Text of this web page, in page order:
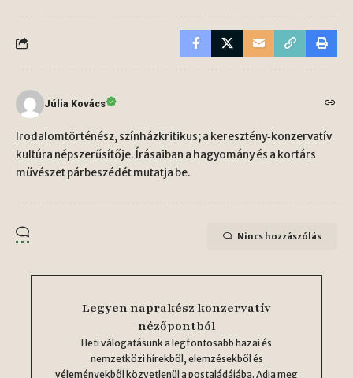
Júlia Kovács
Irodalomtörténész, színházkritikus; a keresztény‑konzervatív
kultúra népszerűsítője. Írásaiban a hagyomány és a kortárs
művészet párbeszédét mutatja be.
Nincs hozzászólás
Legyen naprakész konzervatív
nézőpontból
Heti válogatásunk a legfontosabb hazai és
nemzetközi hírekből, elemzésekből és
véleményekből közvetlenül a postaládájába. Adja meg